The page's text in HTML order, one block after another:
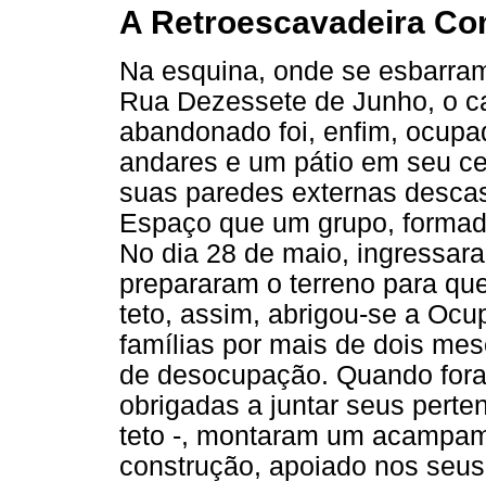
A Retroescavadeira
Na esquina, onde se
Rua Dezessete de Junho, o
abandonado foi, enfim,
andares e um pátio em seu
suas paredes externas
Espaço que um grupo,
No dia 28 de maio,
prepararam o terreno para
teto, assim, abrigou-se a
famílias por mais de dois
de desocupação. Quando
obrigadas a juntar seus
teto -, montaram um
construção, apoiado nos